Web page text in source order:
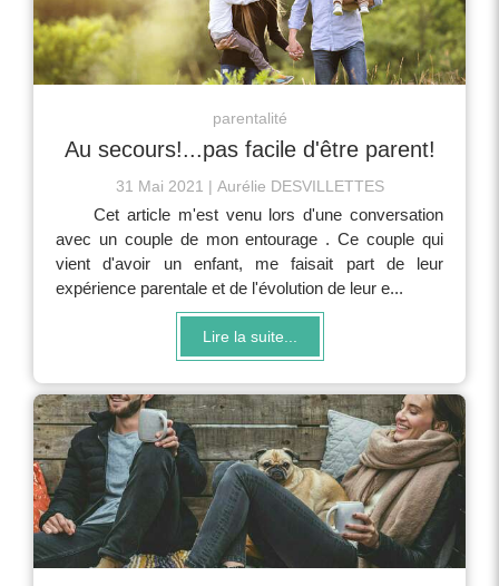
parentalité
Au secours!...pas facile d'être parent!
31 Mai 2021 Aurélie DESVILLETTES
Cet article m'est venu lors d'une conversation
avec un couple de mon entourage . Ce couple qui
vient d'avoir un enfant, me faisait part de leur
expérience parentale et de l'évolution de leur e...
Lire la suite...